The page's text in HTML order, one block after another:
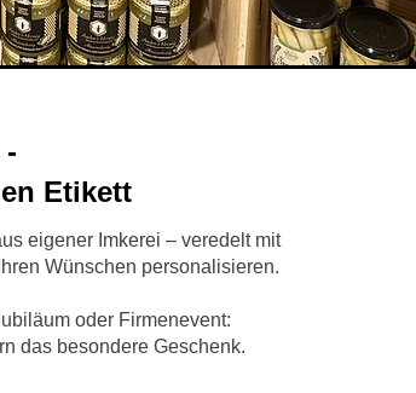
Etikett
eigener Imkerei – veredelt mit
Wünschen personalisieren.
oder Firmenevent:
das besondere Geschenk.